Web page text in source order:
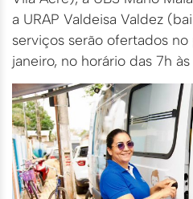
a URAP Valdeisa Valdez
serviços serão ofertados
janeiro, no horário das 7h às